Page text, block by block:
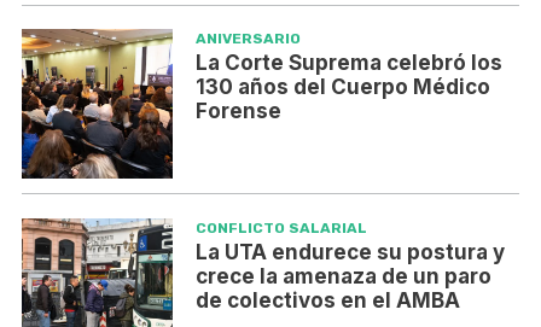
ANIVERSARIO
La Corte Suprema celebró los
130 años del Cuerpo Médico
Forense
CONFLICTO SALARIAL
La UTA endurece su postura y
crece la amenaza de un paro
de colectivos en el AMBA